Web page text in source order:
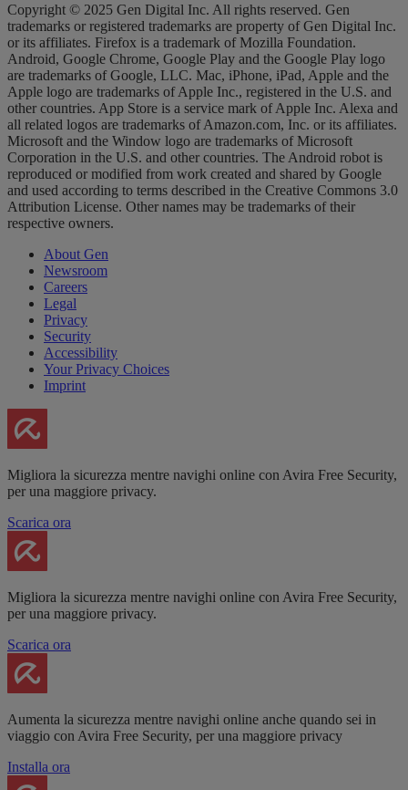
Copyright © 2025 Gen Digital Inc. All rights reserved. Gen
trademarks or registered trademarks are property of Gen Digital Inc.
or its affiliates. Firefox is a trademark of Mozilla Foundation.
Android, Google Chrome, Google Play and the Google Play logo
are trademarks of Google, LLC. Mac, iPhone, iPad, Apple and the
Apple logo are trademarks of Apple Inc., registered in the U.S. and
other countries. App Store is a service mark of Apple Inc. Alexa and
all related logos are trademarks of Amazon.com, Inc. or its affiliates.
Microsoft and the Window logo are trademarks of Microsoft
Corporation in the U.S. and other countries. The Android robot is
reproduced or modified from work created and shared by Google
and used according to terms described in the Creative Commons 3.0
Attribution License. Other names may be trademarks of their
respective owners.
About Gen
Newsroom
Careers
Legal
Privacy
Security
Accessibility
Your Privacy Choices
Imprint
Migliora la sicurezza mentre navighi online con Avira Free Security,
per una maggiore privacy.
Scarica ora
Migliora la sicurezza mentre navighi online con Avira Free Security,
per una maggiore privacy.
Scarica ora
Aumenta la sicurezza mentre navighi online anche quando sei in
viaggio con Avira Free Security, per una maggiore privacy
Installa ora